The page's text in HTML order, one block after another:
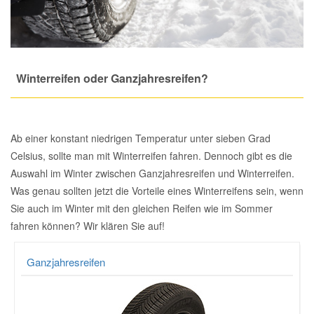
Winterreifen oder Ganzjahresreifen?
Ab einer konstant niedrigen Temperatur unter sieben Grad
Celsius, sollte man mit Winterreifen fahren. Dennoch gibt es die
Auswahl im Winter zwischen Ganzjahresreifen und Winterreifen.
Was genau sollten jetzt die Vorteile eines Winterreifens sein, wenn
Sie auch im Winter mit den gleichen Reifen wie im Sommer
fahren können? Wir klären Sie auf!
Ganzjahresreifen
Heizung und Klimaanlage
Kühlung
Lenkung
Motor
Innenausstattung
Montage
Rostlöser
Scheibenkleber
Schmiermittel
Total Motoröle
Druckluft Werkzeuge
Halterung Abgasstrang
Handwerkzeuge
Kfz Spezialwerkzeuge
Leitungsverbinder
Prüf- und Messwerkzeuge
Glühlampen
Kofferraumwanne
Ladetechnik für Elektroautos
Marderschutz
Nachrüstwischer
VW Ersatzteile
Alfa Romeo Ersatzteile
Audi Ersatzteile
BMW Ersatzteile
Chevrolet Ersatzteile
Chrysler Ersatzteile